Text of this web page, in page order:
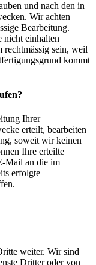
und nach den in
Wir achten
Bearbeitung.
nicht einhalten
rechtmässig sein, weil
kommt
Ihrer
erteilt, bearbeiten
soweit wir keinen
Ihre erteilte
Mail an die im
erfolgte
weiter. Wir sind
Dritter oder von